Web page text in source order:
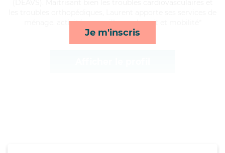
Je m'inscris
ménage, activités, surveillance de nuit et mobilité*